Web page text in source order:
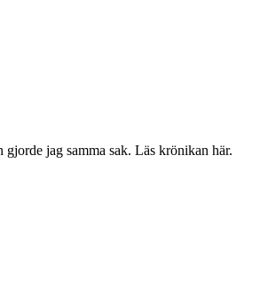
jag samma sak. Läs krönikan här.